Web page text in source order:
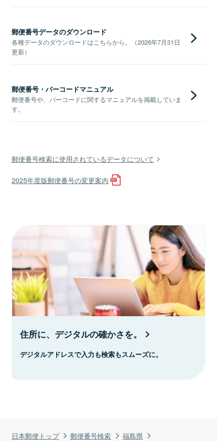
日本郵便トップ 郵便番号検索
福島県
郵便番号データのダウンロード
各種データのダウンロードはこちらから。（2026年7月31日
更新）
郵便番号・バーコードマニュアル
郵便番号や、バーコードに関するマニュアルを掲載していま
す。
郵便番号検索に使用されているデータについて
2025年度版郵便番号の変更案内
住所に、デジタルの確かさを。
デジタルアドレスで入力も検索もスムーズに。